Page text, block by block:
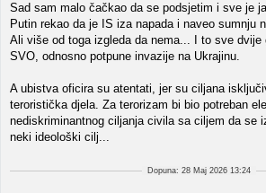
Sad sam malo čačkao da se podsjetim i sve je
Putin rekao da je IS iza napada i naveo sumnju
Ali više od toga izgleda da nema... I to sve dvije
SVO, odnosno potpune invazije na Ukrajinu.
A ubistva oficira su atentati, jer su ciljana
teroristička djela. Za terorizam bi bio potreban
nediskriminantnog ciljanja civila sa ciljem da se
neki ideološki cilj...
Dopuna: 28 Maj 2026 13:24